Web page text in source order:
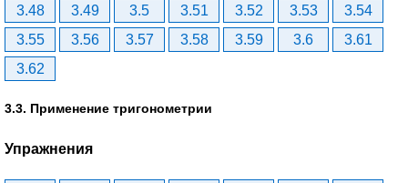
3.48
3.49 3.5 3.51 3.52 3.53
3.54
3.55
3.56 3.57 3.58 3.59 3.6
3.61
3.62
3.3. Применение тригонометрии
Упражнения